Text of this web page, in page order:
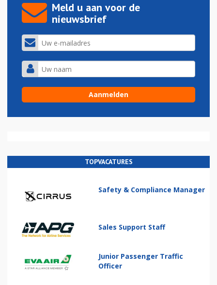
Meld u aan voor de
nieuwsbrief
TOPVACATURES
Safety & Compliance Manager
Sales Support Staff
Junior Passenger Traffic
Officer